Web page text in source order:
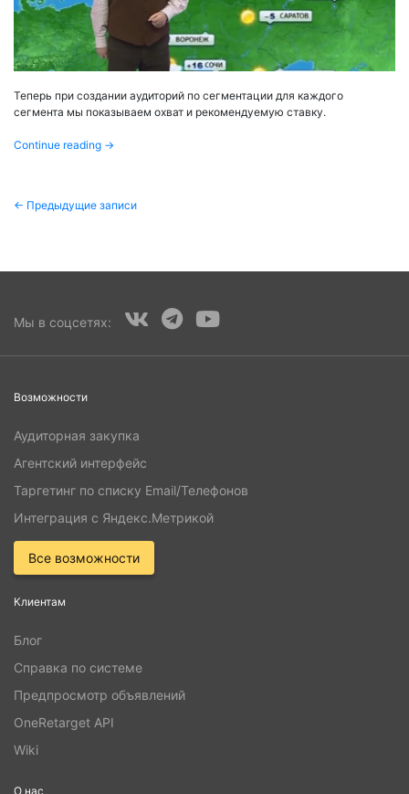
Теперь при создании аудиторий по сегментации для каждого
сегмента мы показываем охват и рекомендуемую ставку.
Continue reading →
Навигация
записям
← Предыдущие записи
Мы в соцсетях:
Возможности
Аудиторная закупка
Агентский интерфейс
Таргетинг по списку Email/Телефонов
Интеграция с Яндекс.Метрикой
Все возможности
Клиентам
Блог
Справка по системе
Предпросмотр объявлений
OneRetarget API
Wiki
О нас